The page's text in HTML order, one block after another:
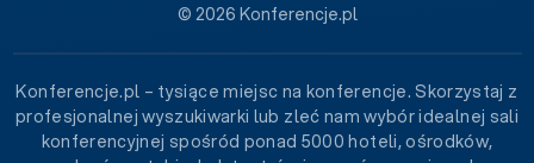
© 2026 Konferencje.pl
Konferencje.pl – tysiące miejsc na konferencje. Skorzystaj z
profesjonalnej wyszukiwarki lub zleć nam wybór idealnej sali
konferencyjnej spośród ponad 5000 hoteli, ośrodków,